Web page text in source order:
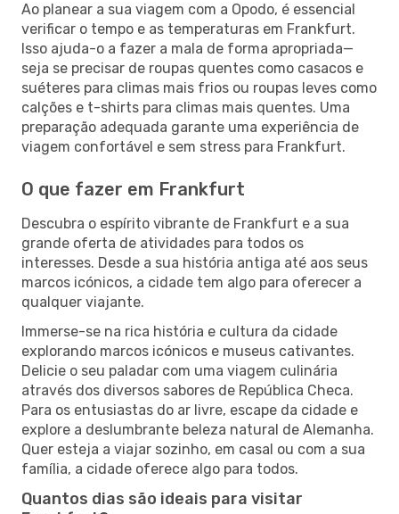
Ao planear a sua viagem com a Opodo, é essencial
verificar o tempo e as temperaturas em Frankfurt.
Isso ajuda-o a fazer a mala de forma apropriada—
seja se precisar de roupas quentes como casacos e
suéteres para climas mais frios ou roupas leves como
calções e t-shirts para climas mais quentes. Uma
preparação adequada garante uma experiência de
viagem confortável e sem stress para Frankfurt.
O que fazer em Frankfurt
Descubra o espírito vibrante de Frankfurt e a sua
grande oferta de atividades para todos os
interesses. Desde a sua história antiga até aos seus
marcos icónicos, a cidade tem algo para oferecer a
qualquer viajante.
Immerse-se na rica história e cultura da cidade
explorando marcos icónicos e museus cativantes.
Delicie o seu paladar com uma viagem culinária
através dos diversos sabores de República Checa.
Para os entusiastas do ar livre, escape da cidade e
explore a deslumbrante beleza natural de Alemanha.
Quer esteja a viajar sozinho, em casal ou com a sua
família, a cidade oferece algo para todos.
Quantos dias são ideais para visitar